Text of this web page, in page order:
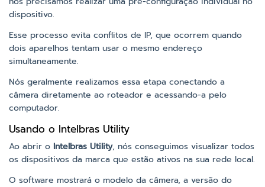
dispositivo.
Esse processo evita conflitos de IP, que ocorrem quando
dois aparelhos tentam usar o mesmo endereço
simultaneamente.
Nós geralmente realizamos essa etapa conectando a
câmera diretamente ao roteador e acessando-a pelo
computador.
Usando o Intelbras Utility
Ao abrir o Intelbras Utility, nós conseguimos visualizar todos
os dispositivos da marca que estão ativos na sua rede local.
O software mostrará o modelo da câmera, a versão do